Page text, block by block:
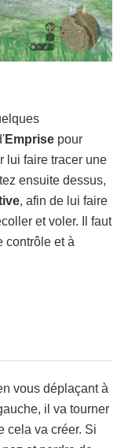
Emprise pour
lui faire tracer une
ensuite dessus,
, afin de lui faire
et voler. Il faut
contrôle et à
vous déplaçant à
il va tourner
cela va créer. Si